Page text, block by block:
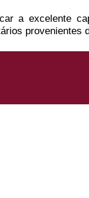
a excelente
provenientes